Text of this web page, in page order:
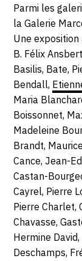
Parmi les
la Galerie
Une exposition
B. Félix
Basilis, Bate,
Bendall,
Maria
Boissonnet,
Madeleine
Brandt,
Cance, Jean-
Castan-
Cayrel, Pierre
Pierre Charlet,
Chavasse,
Hermine
Deschamps,